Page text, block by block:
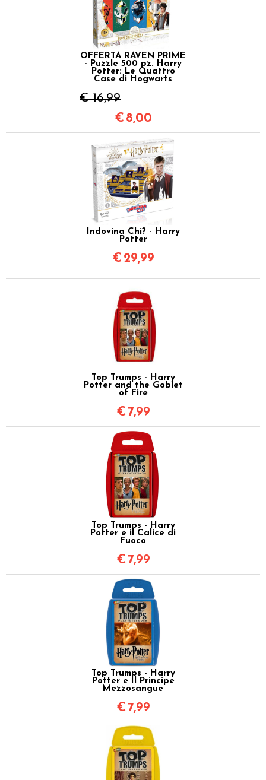
OFFERTA RAVEN PRIME
- Puzzle 500 pz. Harry
Potter: Le Quattro
Case di Hogwarts
€ 16,99
€ 8,00
Indovina Chi? - Harry
Potter
€ 29,99
Top Trumps - Harry
Potter and the Goblet
of Fire
€ 7,99
Top Trumps - Harry
Potter e il Calice di
Fuoco
€ 7,99
Top Trumps - Harry
Potter e Il Principe
Mezzosangue
€ 7,99